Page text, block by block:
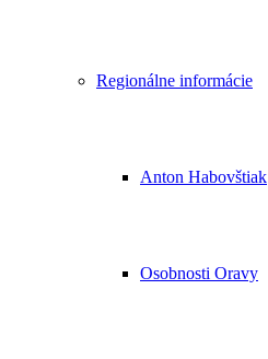
Regionálne informácie
Anton Habovštiak
Osobnosti Oravy